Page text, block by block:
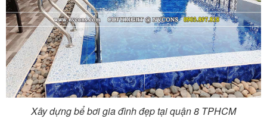
Xây dựng bể bơi gia đình đẹp tại quận 8 TPHCM